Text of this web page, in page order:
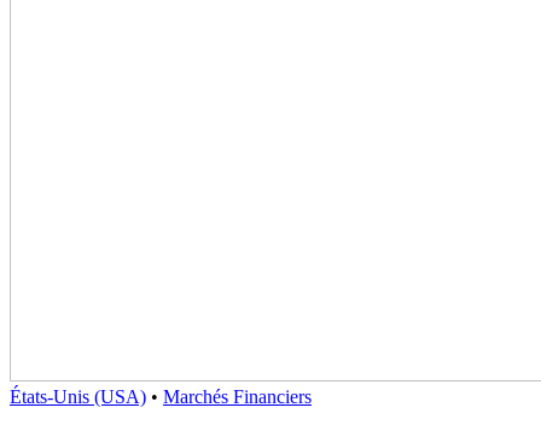
États-Unis (USA) • Marchés Financiers